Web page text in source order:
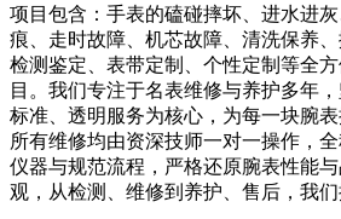
项目包含：手表的磕碰摔坏、进水进
痕、走时故障、机芯故障、清洗保养、
检测鉴定、表带定制、个性定制等全
目。我们专注于名表维修与养护多年
标准、透明服务为核心，为每一块腕表
所有维修均由资深技师一对一操作，
仪器与规范流程，严格还原腕表性能
观，从检测、维修到养护、售后，我们